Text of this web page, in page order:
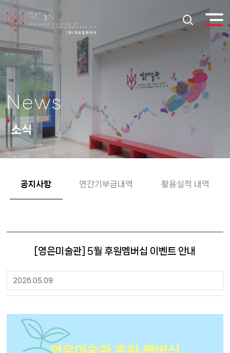
News
소식
공지사항 연간기부금내역 활용실적 내역
[영은미술관] 5월 후원멤버십 이벤트 안내
2026.05.09